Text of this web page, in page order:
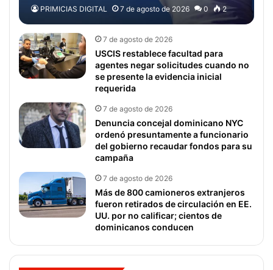
PRIMICIAS DIGITAL 7 de agosto de 2026 0 2
7 de agosto de 2026
USCIS restablece facultad para
agentes negar solicitudes cuando no
se presente la evidencia inicial
requerida
7 de agosto de 2026
Denuncia concejal dominicano NYC
ordenó presuntamente a funcionario
del gobierno recaudar fondos para su
campaña
7 de agosto de 2026
Más de 800 camioneros extranjeros
fueron retirados de circulación en EE.
UU. por no calificar; cientos de
dominicanos conducen